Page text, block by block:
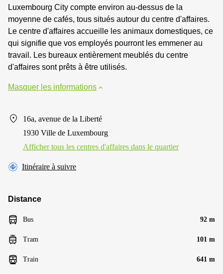
Luxembourg City compte environ au-dessus de la
moyenne de cafés, tous situés autour du centre d'affaires.
Le centre d'affaires accueille les animaux domestiques, ce
qui signifie que vos employés pourront les emmener au
travail. Les bureaux entièrement meublés du centre
d'affaires sont prêts à être utilisés.
Masquer les informations
16a, avenue de la Liberté
1930 Ville de Luxembourg
Afficher tous les centres d'affaires dans le quartier
Itinéraire à suivre
Distance
Bus 92 m
Tram 101 m
Train 641 m